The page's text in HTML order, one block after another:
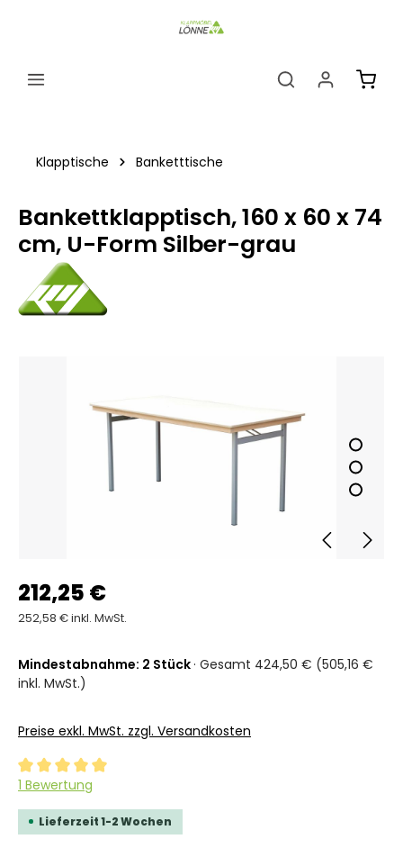
Klapptische Banketttische
Bankettklapptisch, 160 x 60 x 74
cm, U-Form Silber-grau
212,25 €
252,58 € inkl. MwSt.
Mindestabnahme: 2 Stück · Gesamt 424,50 € (505,16 €
inkl. MwSt.)
Preise exkl. MwSt. zzgl. Versandkosten
Durchschnittliche Bewertung von 5 von 5 Sternen
1 Bewertung
Lieferzeit 1-2 Wochen